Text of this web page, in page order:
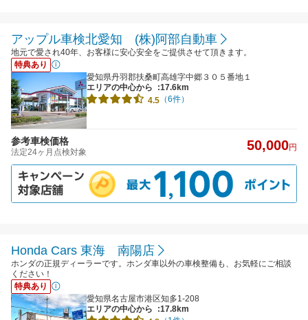
アップル車検北愛知 (株)阿部自動車
地元で愛され40年、お客様に安心安全をご提供させて頂きます。
特典あり
愛知県丹羽郡扶桑町高雄字中郷３０５番地１
エリアの中心から
:17.6km
4.5 （6件）
参考車検価格
法定24ヶ月点検対象 50,000円
Honda Cars 東海 南陽店
ホンダの正規ディーラーです。ホンダ車以外の車検整備も、お気軽にご相談
ください！
特典あり
愛知県名古屋市港区知多1-208
エリアの中心から
:17.8km